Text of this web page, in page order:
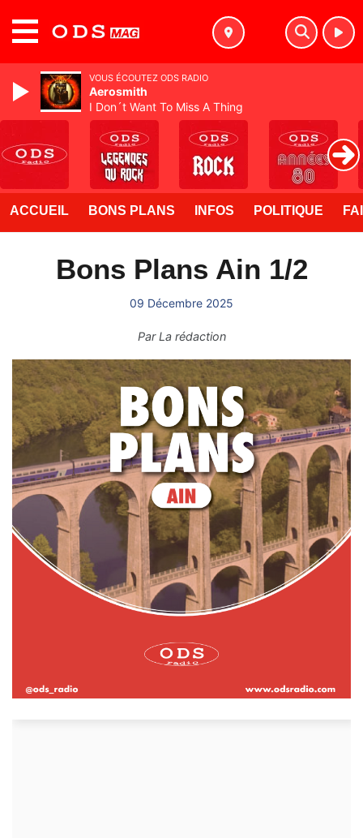
ACCUEIL BONS PLANS INFOS POLITIQUE
Bons Plans Ain 1/2
09 Décembre 2025
ParLa rédaction
VOUS ÉCOUTEZ ODS RADIO
Aerosmith
I Don´t Want To Miss A Thing